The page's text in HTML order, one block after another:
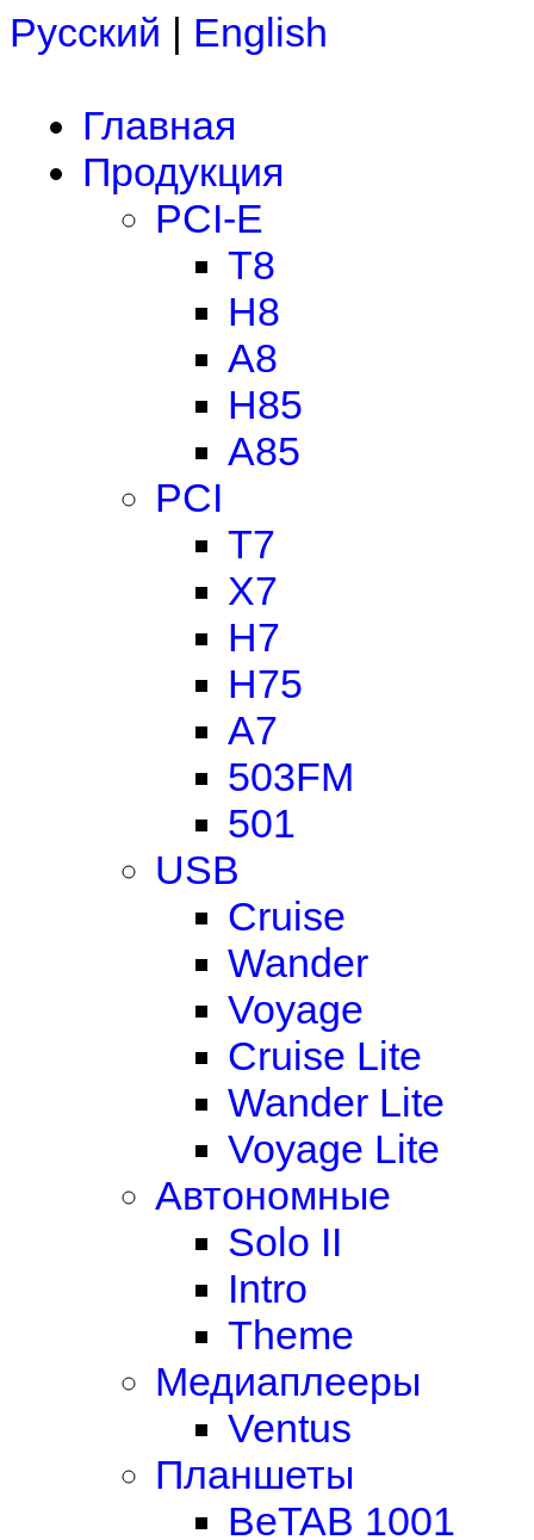
Русский | English
Главная
Продукция
PCI-E
T8
H8
A8
H85
A85
PCI
T7
X7
H7
H75
A7
503FM
501
USB
Cruise
Wander
Voyage
Cruise Lite
Wander Lite
Voyage Lite
Автономные
Solo II
Intro
Theme
Медиаплееры
Ventus
Планшеты
BeTAB 1001